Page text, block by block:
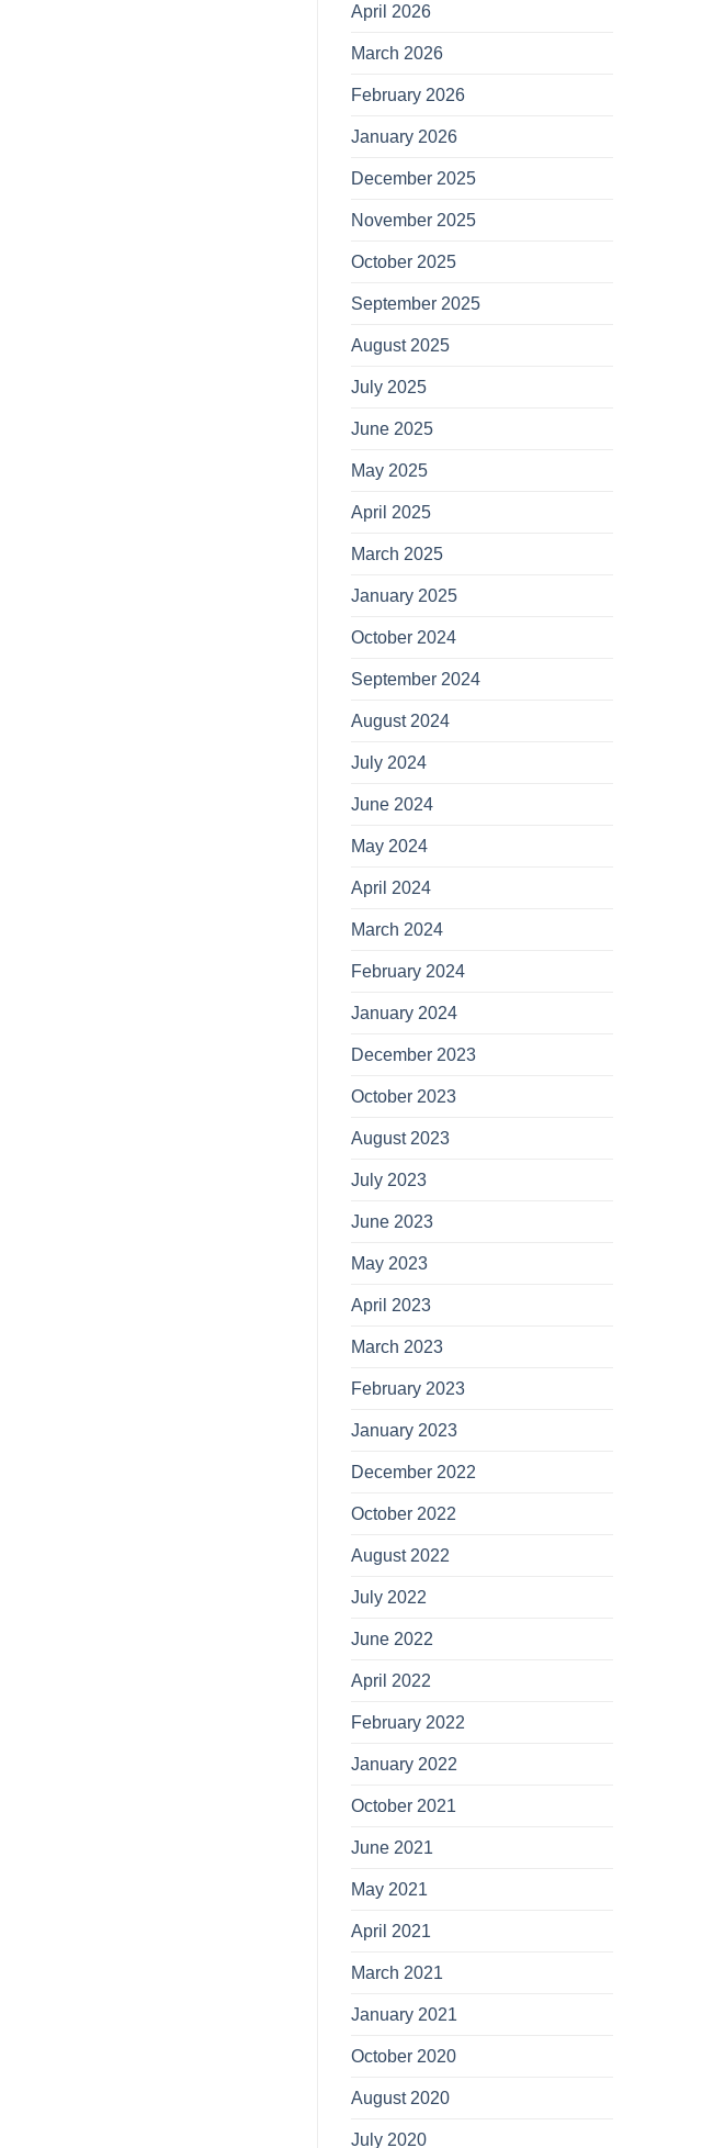
April 2026
March 2026
February 2026
January 2026
December 2025
November 2025
October 2025
September 2025
August 2025
July 2025
June 2025
May 2025
April 2025
March 2025
January 2025
October 2024
September 2024
August 2024
July 2024
June 2024
May 2024
April 2024
March 2024
February 2024
January 2024
December 2023
October 2023
August 2023
July 2023
June 2023
May 2023
April 2023
March 2023
February 2023
January 2023
December 2022
October 2022
August 2022
July 2022
June 2022
April 2022
February 2022
January 2022
October 2021
June 2021
May 2021
April 2021
March 2021
January 2021
October 2020
August 2020
July 2020